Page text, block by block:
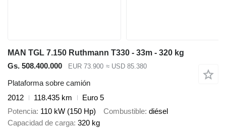
MAN TGL 7.150 Ruthmann T330 - 33m - 320 kg
Gs. 508.400.000
EUR 73.900 ≈ USD 85.380
Plataforma sobre camión
2012
118.435 km
Euro 5
Potencia 110 kW (150 Hp) Combustible diésel
Capacidad de carga 320 kg